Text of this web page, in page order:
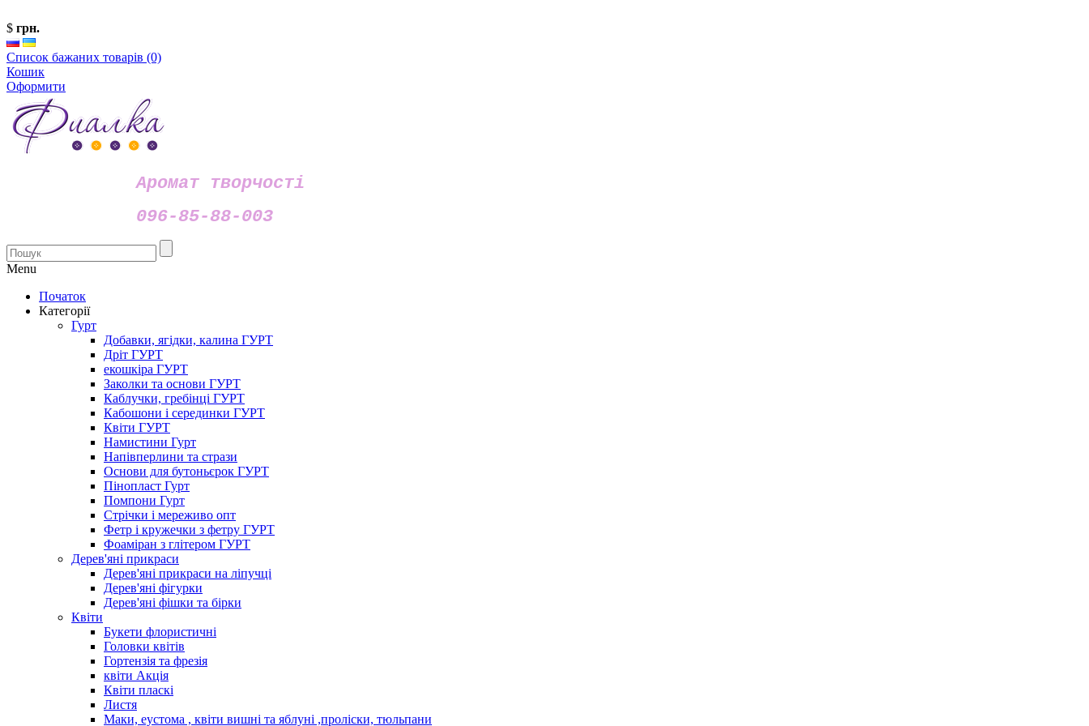
$ грн.
Список бажаних товарів (0)
Кошик
Оформити
Аромат творчості
096-85-88-003
Menu
Початок
Категорії
Гурт
Добавки, ягідки, калина ГУРТ
Дріт ГУРТ
екошкіра ГУРТ
Заколки та основи ГУРТ
Каблучки, гребінці ГУРТ
Кабошони і серединки ГУРТ
Квіти ГУРТ
Намистини Гурт
Напівперлини та стрази
Основи для бутоньєрок ГУРТ
Пінопласт Гурт
Помпони Гурт
Стрічки і мереживо опт
Фетр і кружечки з фетру ГУРТ
Фоаміран з глітером ГУРТ
Дерев'яні прикраси
Дерев'яні прикраси на ліпучці
Дерев'яні фігурки
Дерев'яні фішки та бірки
Квіти
Букети флористичні
Головки квітів
Гортензія та фрезія
квіти Акція
Квіти пласкі
Листя
Маки, еустома , квіти вишні та яблуні ,проліски, тюльпани